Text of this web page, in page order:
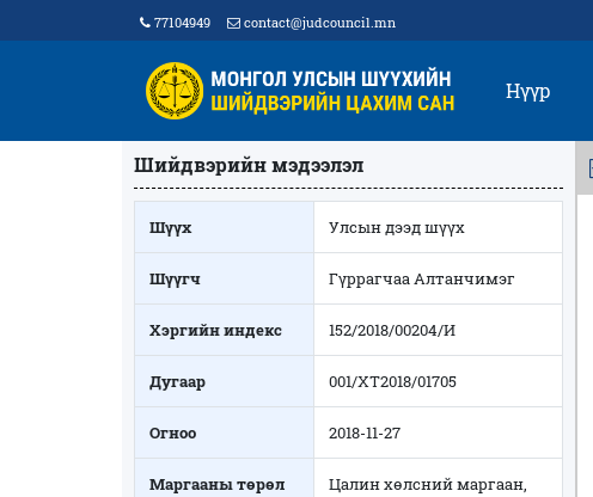
77104949 contact@judcouncil.mn
Нүүр
Шийдвэрийн мэдээлэл
Шүүх Улсын дээд шүүх
Шүүгч Гүррагчаа Алтанчимэг
Хэргийн индекс 152/2018/00204/И
Дугаар 001/ХТ2018/01705
Огноо 2018-11-27
Маргааны төрөл Цалин хөлсний маргаан,